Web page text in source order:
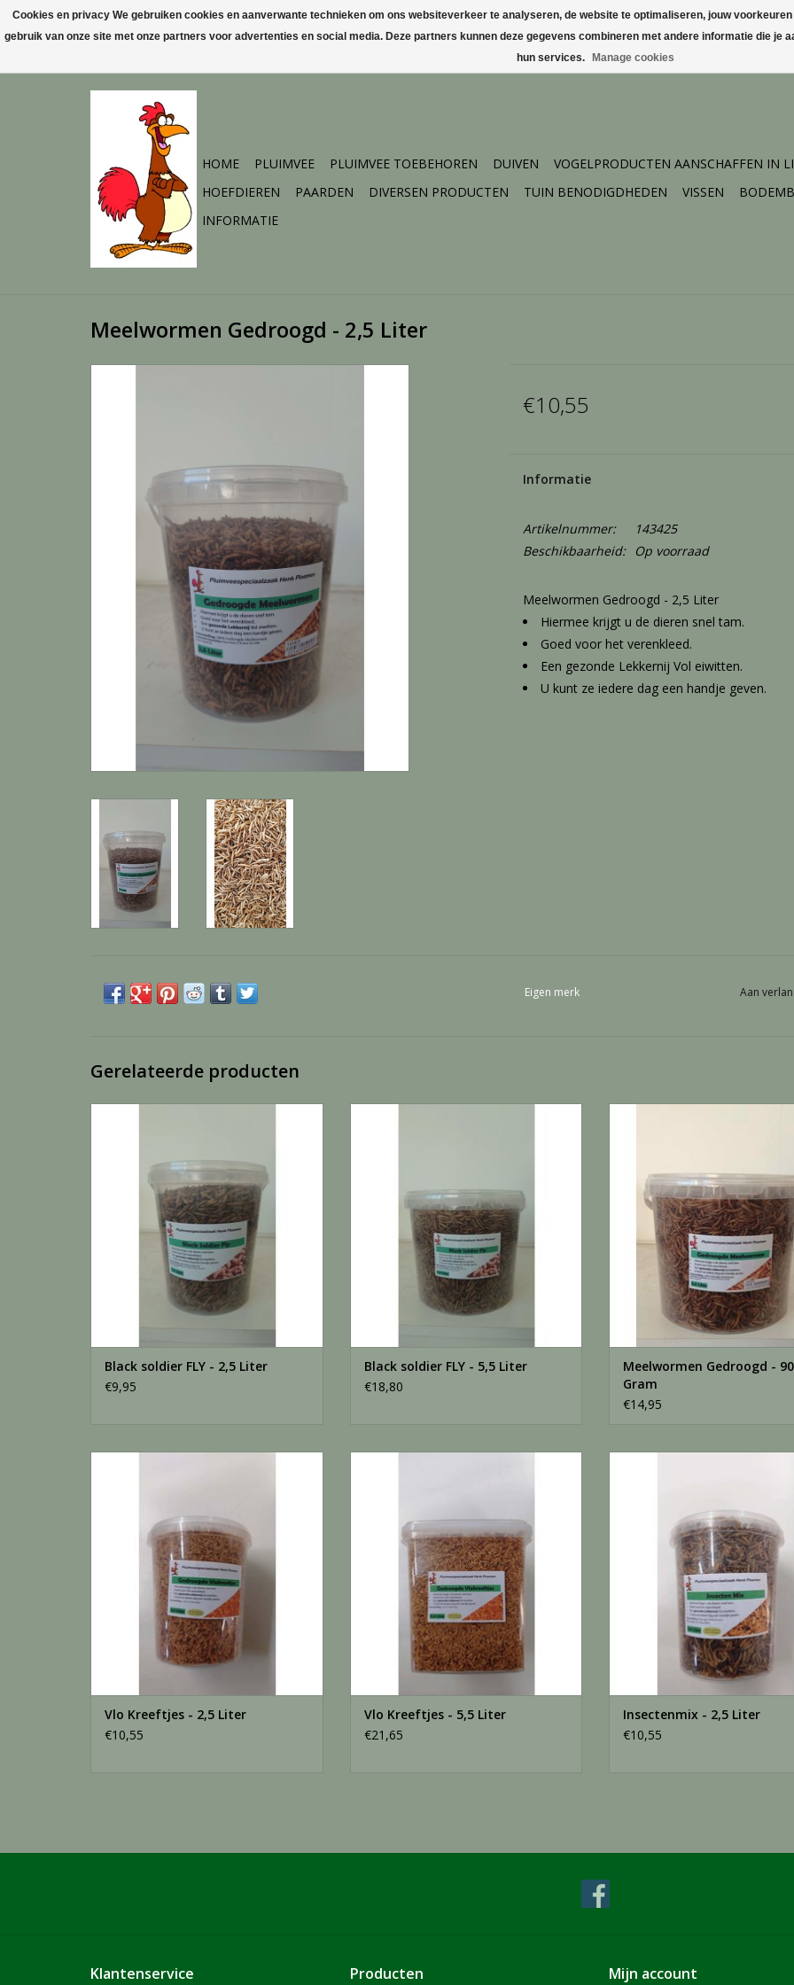
HOME PLUIMVEE PLUIMVEE TOEBEHOREN DUIVEN VOGELPRODUCTEN AANSCHAFFEN IN
HOEFDIEREN
PAARDEN DIVERSEN PRODUCTEN TUIN BENODIGDHEDEN VISSEN
INFORMATIE
Meelwormen Gedroogd - 2,5 Liter
€10,55
Informatie
Artikelnummer:
143425
Beschikbaarheid:
Op voorraad
Meelwormen Gedroogd - 2,5 Liter
Hiermee krijgt u de dieren snel tam.
Goed voor het verenkleed.
Een gezonde Lekkernij Vol eiwitten.
U kunt ze iedere dag een handje geven.
Eigen merk Aan
Gerelateerde producten
Black soldier FLY - 2,5 Liter
€9,95
Black soldier FLY - 5,5 Liter
€18,80
Meelwormen Gedroogd -
Gram
€14,95
Vlo Kreeftjes - 2,5 Liter
€10,55
Vlo Kreeftjes - 5,5 Liter
€21,65
Insectenmix - 2,5 Liter
€10,55
Klantenservice Producten Mijn account
Cookies en privacy We gebruiken cookies en aanverwante technieken om ons websiteverkeer te analyseren, de website te optimaliseren, jouw
gebruik van onze site met onze partners voor advertenties en social media. Deze partners kunnen deze gegevens combineren met andere informatie die je
hun services.
Manage cookies